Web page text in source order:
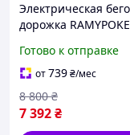
Электрическая
дорожка
Готово к отправке
от739₴/мес
7 392₴
8 800 ₴